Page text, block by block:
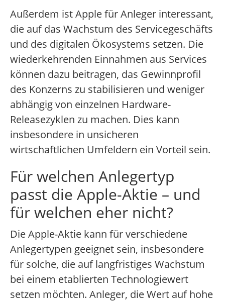
Außerdem ist Apple für Anleger interessant,
die auf das Wachstum des Servicegeschäfts
und des digitalen Ökosystems setzen. Die
wiederkehrenden Einnahmen aus Services
können dazu beitragen, das Gewinnprofil
des Konzerns zu stabilisieren und weniger
abhängig von einzelnen Hardware-
Releasezyklen zu machen. Dies kann
insbesondere in unsicheren
wirtschaftlichen Umfeldern ein Vorteil sein.
Für welchen Anlegertyp
passt die Apple-Aktie – und
für welchen eher nicht?
Die Apple-Aktie kann für verschiedene
Anlegertypen geeignet sein, insbesondere
für solche, die auf langfristiges Wachstum
bei einem etablierten Technologiewert
setzen möchten. Anleger, die Wert auf hohe